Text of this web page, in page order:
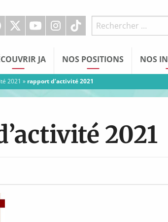
JA NOS POSITIONS NOS
2021 » rapport d’activité 2021
2021